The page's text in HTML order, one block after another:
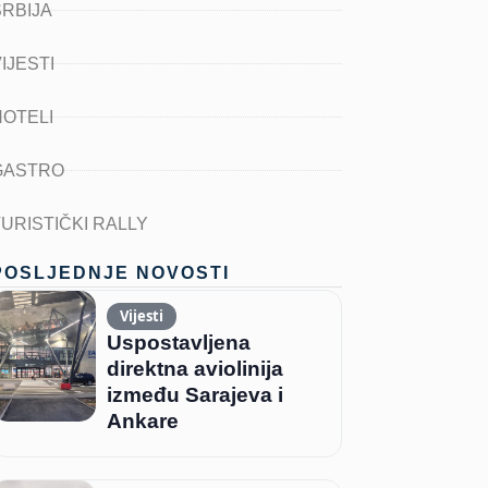
RALLY
NOVOSTI
Vijesti
Uspostavljena
direktna aviolinija
između Sarajeva i
Ankare